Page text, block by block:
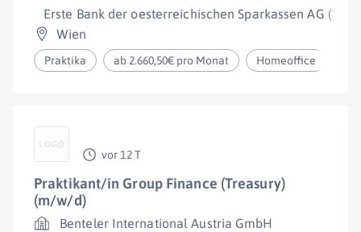
Erste Bank der oesterreichischen Sparkassen AG
Wien
Praktika ab 2.660,50€ pro Monat Homeoffice
vor 12 T
Praktikant/in Group Finance (Treasury)
(m/w/d)
Benteler International Austria GmbH